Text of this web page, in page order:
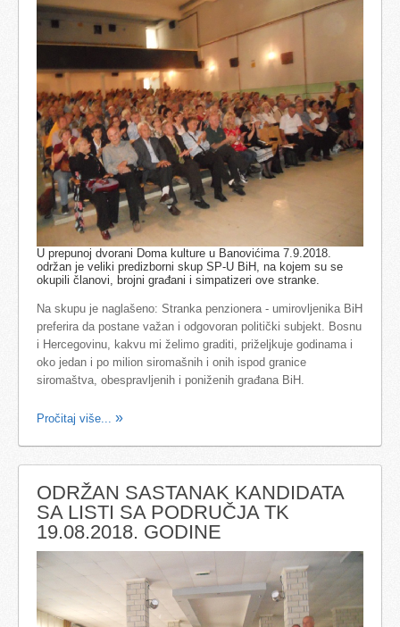
U prepunoj dvorani Doma kulture u Banovićima 7.9.2018.
održan je veliki predizborni skup SP-U BiH, na kojem su se
okupili članovi, brojni građani i simpatizeri ove stranke.
Na skupu je naglašeno: Stranka penzionera - umirovljenika BiH
preferira da postane važan i odgovoran politički subjekt. Bosnu
i Hercegovinu, kakvu mi želimo graditi, priželjkuje godinama i
oko jedan i po milion siromašnih i onih ispod granice
siromaštva, obespravljenih i poniženih građana BiH.
Pročitaj više...
ODRŽAN SASTANAK KANDIDATA
SA LISTI SA PODRUČJA TK
19.08.2018. GODINE